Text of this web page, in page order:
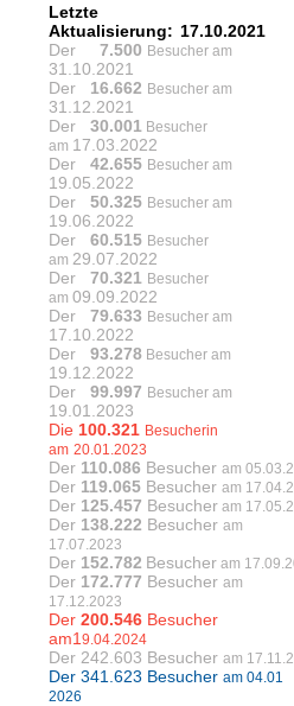
Letzte
Aktualisierung: 17.10.2021
Der 7.500 Besucher am
31.10.2021
Der 16.662 Besucher am
31.12.2021
Der 30.001 Besucher
am 17.03.2022
Der 42.655 Besucher am
19.05.2022
Der 50.325 Besucher am
19.06.2022
Der 60.515 Besucher
am 29.07.2022
Der 70.321 Besucher
am 09.09.2022
Der 79.633 Besucher am
17.10.2022
Der
93.278 Besucher am
19.12.2022
Der
99.997 Besucher am
19.01.2023
Die 100.321 Besucherin
am 20.01.2023
Der 110.086 Besucher am
Der 119.065 Besucher am
Der 125.457 Besucher am
Der 138.222 Besucher am
17.07.2023
Der 152.782 Besucher am
Der 172.777 Besucher am
17.12.2023
Der 200.546 Besucher
am1 9.04.2024
Der 242.603 Besucher am
Der 341.623 Besucher am 04.01
2026